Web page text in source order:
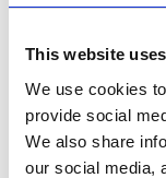
This website
We use cookies
provide social
We also share
our social media,
costruzione